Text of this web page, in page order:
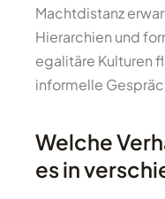
Machtdistanz
Hierarchien und
egalitäre Kulturen
informelle
Welche
es in